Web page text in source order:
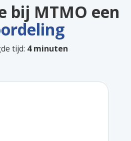
bij MTMO een
tijd: 4 minuten